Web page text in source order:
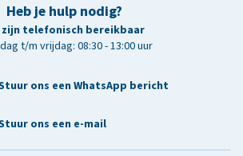
Heb je hulp nodig?
zijn telefonisch bereikbaar
t/m vrijdag: 08:30 - 13:00 uur
ons een WhatsApp bericht
ons een e-mail